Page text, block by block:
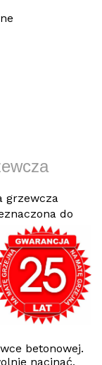
grzewcza
do
betonowej.
nacinać,